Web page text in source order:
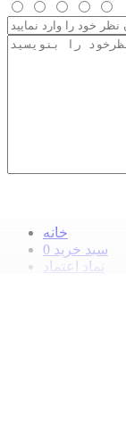
خانه
0 سبد خرید
نماد اعتماد